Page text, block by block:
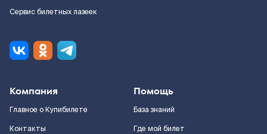
Сервис билетных лазеек
Компания
Главное о Купибилете
Контакты
Помощь
База знаний
Где мой билет